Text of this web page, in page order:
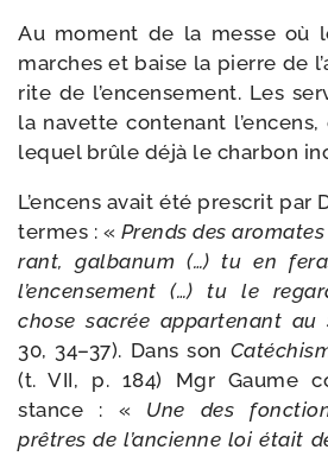
Au moment de la messe où
marches et baise la pierre de
rite de l’encensement. Les
la navette conte­nant l’encens,
lequel brûle déjà le char­bon
L’encens avait été pres­crit par
termes : « Prends des
rant, gal­ba­num (…) tu en
l’encensement (…) tu le
chose sacrée appar­te­nant au
30, 34–37). Dans son
(t. VII, p. 184) Mgr Gaume
stance : « Une des
prêtres de l’an­cienne loi était